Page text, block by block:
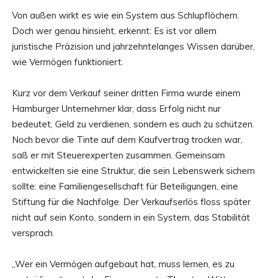
Von außen wirkt es wie ein System aus Schlupflöchern.
Doch wer genau hinsieht, erkennt: Es ist vor allem
juristische Präzision und jahrzehntelanges Wissen darüber,
wie Vermögen funktioniert.
Kurz vor dem Verkauf seiner dritten Firma wurde einem
Hamburger Unternehmer klar, dass Erfolg nicht nur
bedeutet, Geld zu verdienen, sondern es auch zu schützen.
Noch bevor die Tinte auf dem Kaufvertrag trocken war,
saß er mit Steuerexperten zusammen. Gemeinsam
entwickelten sie eine Struktur, die sein Lebenswerk sichern
sollte: eine Familiengesellschaft für Beteiligungen, eine
Stiftung für die Nachfolge. Der Verkaufserlös floss später
nicht auf sein Konto, sondern in ein System, das Stabilität
versprach.
„Wer ein Vermögen aufgebaut hat, muss lernen, es zu